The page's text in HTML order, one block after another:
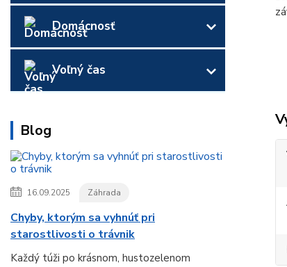
Domácnosť
Voľný čas
Blog
16.09.2025 Záhrada
Chyby, ktorým sa vyhnúť pri
starostlivosti o trávnik
Každý túži po krásnom, hustozelenom